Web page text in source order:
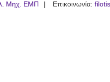
Μηχ. ΕΜΠ Επικοινωνία: